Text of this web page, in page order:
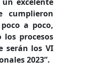
cumplieron
a poco,
procesos
serán los VI
2023”.